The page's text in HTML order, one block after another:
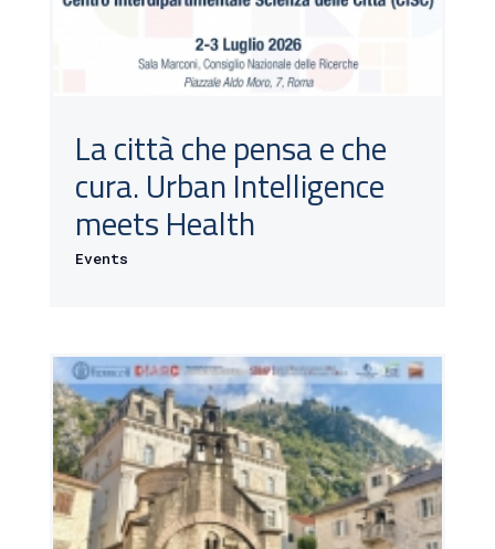
La città che pensa e che
cura. Urban Intelligence
meets Health
Events